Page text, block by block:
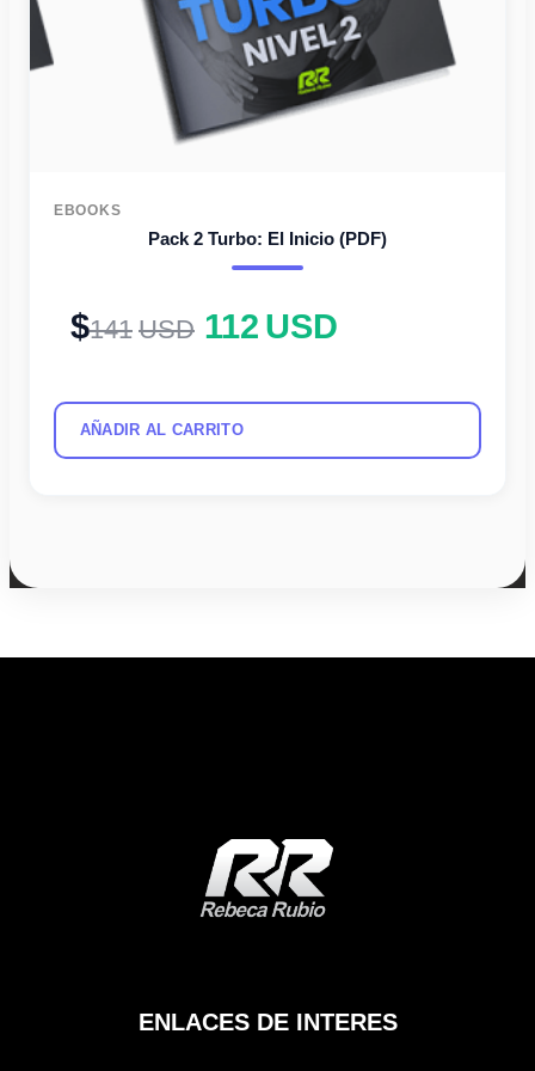
EBOOKS
Pack 2 Turbo: El Inicio (PDF)
141 USD 112 USD
AÑADIR AL CARRITO
ENLACES DE INTERES